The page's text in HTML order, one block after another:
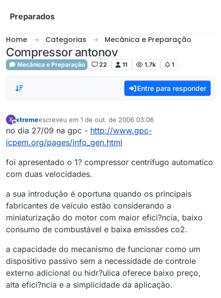
Preparados
Home Categorias Mecânica e Preparação
Compressor antonov
Mecânica e Preparação 22 11 1.7k 1
Entre para responder
X
Offline
xtremeescreveu em 1 de out. de 2006 03:06
última edição por
no dia 27/09 na gpc - http://www.gpc-
icpem.org/pages/info_gen.html
foi apresentado o 1? compressor centrifugo automatico
com duas velocidades.
a sua introdução é oportuna quando os principais
fabricantes de veículo estão considerando a
miniaturização do motor com maior efici?ncia, baixo
consumo de combustável e baixa emissões co2.
a capacidade do mecanismo de funcionar como um
dispositivo passivo sem a necessidade de controle
externo adicional ou hidr?ulica oferece baixo preço,
alta efici?ncia e a simplicidade da aplicação.